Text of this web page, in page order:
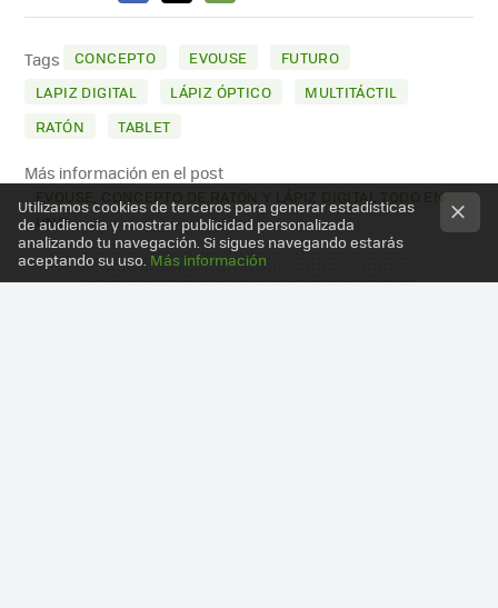
FACEBOOK
X
E-
MAIL
Tags CONCEPTO EVOUSE
FUTURO
LAPIZ DIGITAL
LÁPIZ ÓPTICO
MULTITÁCTIL
RATÓN
TABLET
Más información en el post
EVOUSE, CONCEPTO DE RATÓN Y LÁPIZ DIGITAL TODO EN
UNO
Utilizamos cookies de terceros para generar estadísticas
de audiencia y mostrar publicidad personalizada
analizando tu navegación. Si sigues navegando estarás
aceptando su uso. Más información